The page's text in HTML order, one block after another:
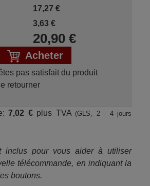
17,27 €
3,63€
20,90€
Acheter
pas satisfait du produit
retourner
7,02 €plus TVA (GLS, 2 - 4 jours
inclus pour vous aider à utiliser
télécommande, en indiquant la
boutons.